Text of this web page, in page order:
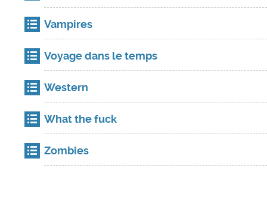
Vampires
Voyage dans le temps
Western
What the fuck
Zombies